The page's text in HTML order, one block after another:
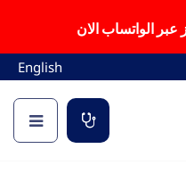
English
عبر الواتساب الان